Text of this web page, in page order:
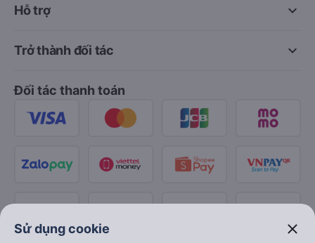
keyboard_arrow_down
Hỗ trợ
keyboard_arrow_down
Trở thành đối tác
Đối tác thanh toán
Sử dụng cookie close